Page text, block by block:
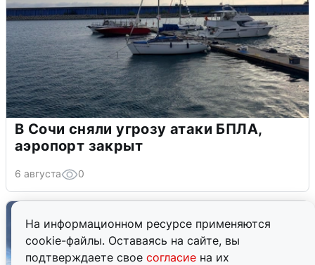
На информационном ресурсе применяются
cookie-файлы. Оставаясь на сайте, вы
подтверждаете свое согласие на их
В Сочи сняли угрозу атаки БПЛА,
аэропорт закрыт
6 августа 0